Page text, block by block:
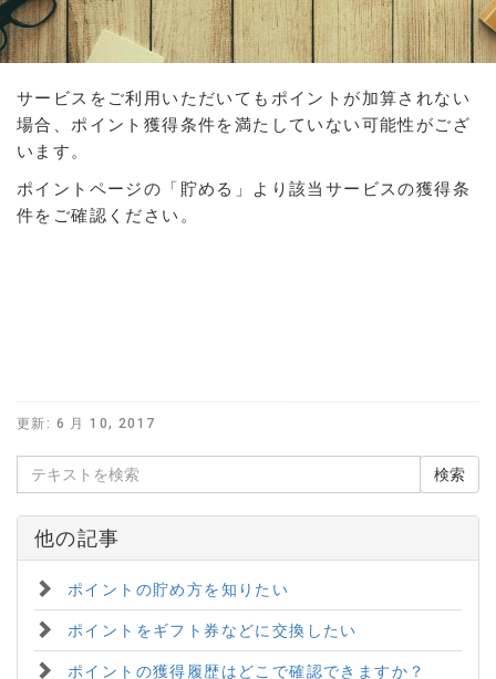
サービスをご利用いただいてもポイントが加算されない
場合、ポイント獲得条件を満たしていない可能性がござ
います。
ポイントページの「貯める」より該当サービスの獲得条
件をご確認ください。
更新: 6 月 10, 2017
他の記事
ポイントの貯め方を知りたい
ポイントをギフト券などに交換したい
ポイントの獲得履歴はどこで確認できますか？